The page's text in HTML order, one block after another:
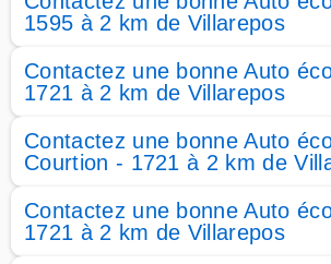
1595 à 2 km de Villarepos
Contactez une bonne Auto
1721 à 2 km de Villarepos
Contactez une bonne Auto
Courtion - 1721 à 2 km de
Contactez une bonne Auto
1721 à 2 km de Villarepos